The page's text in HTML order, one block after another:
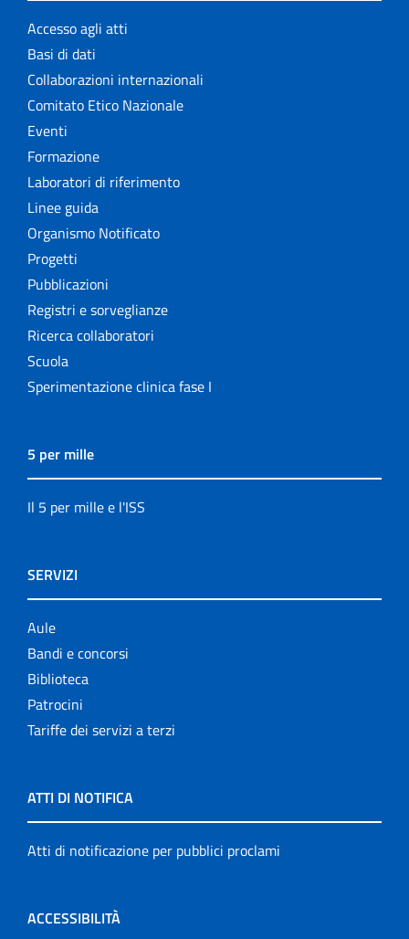
Accesso agli atti
Basi di dati
Collaborazioni internazionali
Comitato Etico Nazionale
Eventi
Formazione
Laboratori di riferimento
Linee guida
Organismo Notificato
Progetti
Pubblicazioni
Registri e sorveglianze
Ricerca collaboratori
Scuola
Sperimentazione clinica fase I
5 per mille
Il 5 per mille e l'ISS
SERVIZI
Aule
Bandi e concorsi
Biblioteca
Patrocini
Tariffe dei servizi a terzi
ATTI DI NOTIFICA
Atti di notificazione per pubblici proclami
ACCESSIBILITÀ